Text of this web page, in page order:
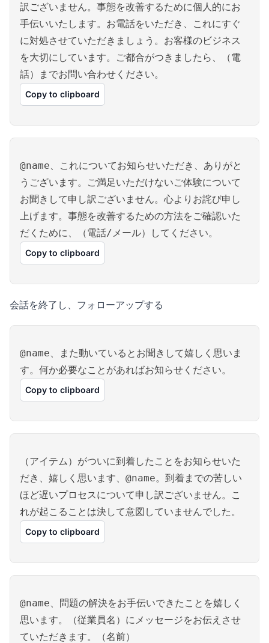
訳ございません。事態を改善するために個人的にお
手伝いいたします。お電話をいただき、これにすぐ
に対処させていただきましょう。お客様のビジネス
を大切にしています。ご都合がつきましたら、（電
話）までお問い合わせください。
Copy to clipboard
@name、これについてお知らせいただき、ありがと
うございます。ご満足いただけないご体験について
お聞きして申し訳ございません。心よりお詫び申し
上げます。事態を改善するための方法をご確認いた
だくために、（電話/メール）してください。
Copy to clipboard
会話を終了し、フォローアップする
@name、また動いているとお聞きして嬉しく思いま
す。何か必要なことがあればお知らせください。
Copy to clipboard
（アイテム）がついに到着したことをお知らせいた
だき、嬉しく思います、@name。到着までの苦しい
ほど遅いプロセスについて申し訳ございません。こ
れが起こることは決して意図していませんでした。
Copy to clipboard
@name、問題の解決をお手伝いできたことを嬉しく
思います。（従業員名）にメッセージをお伝えさせ
ていただきます。（名前）